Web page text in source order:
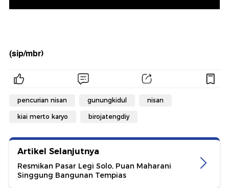
(sip/mbr)
pencurian nisan gunungkidul nisan
kiai merto karyo birojatengdiy
Artikel Selanjutnya
Resmikan Pasar Legi Solo, Puan Maharani
Singgung Bangunan Tempias